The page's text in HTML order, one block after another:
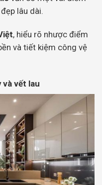
lâu dài.
, hiểu rõ nhược điểm
và tiết kiệm công vệ
và vết lau